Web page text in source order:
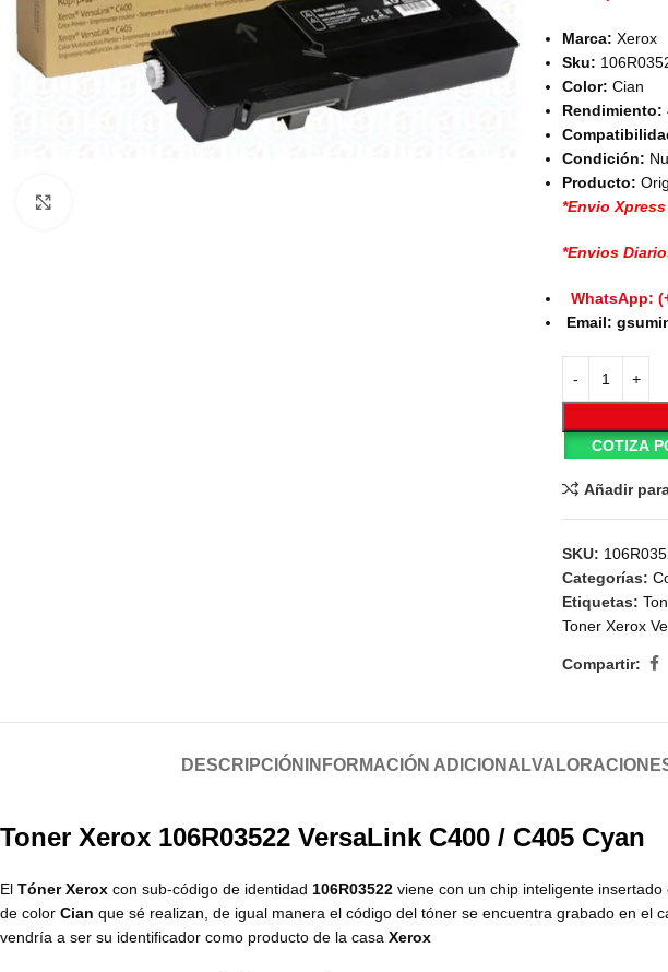
Marca: Xerox
Sku:
Color: Cian
Rendimiento:
Condición:
Producto:
*Envio
*Envios
WhatsApp:
Email:
COTIZA
Añadir
SKU:
Categorías:
Etiquetas:
Toner Xerox
Compartir:
DESCRIPCIÓN INFORMACIÓN ADICIONAL
Toner Xerox 106R03522 VersaLink C400 / C405 Cyan
El Tóner Xerox con sub-código de identidad 106R03522 viene con un chip inteligente insertado
de color Cian que sé realizan, de igual manera el código del tóner se encuentra grabado en el
vendría a ser su identificador como producto de la casa Xerox